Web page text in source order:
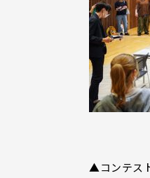
▲コンテス